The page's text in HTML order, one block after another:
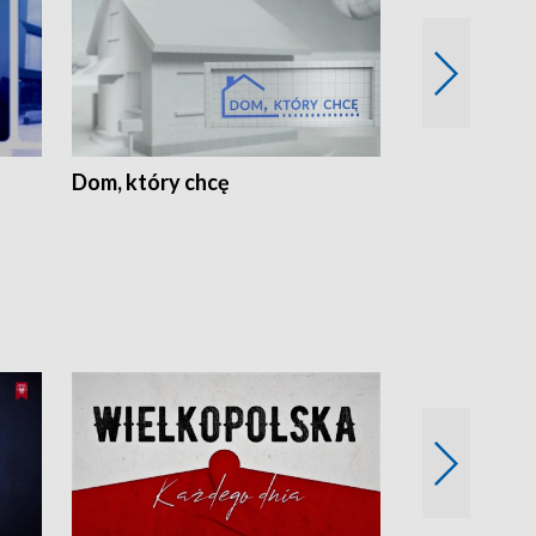
Dom, który chcę